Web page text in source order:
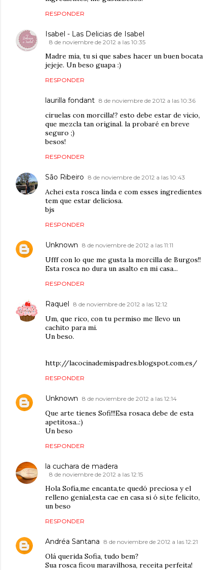
RESPONDER
Isabel - Las Delicias de Isabel
8 de noviembre de 2012 a las 10:35
Madre mia, tu si que sabes hacer un buen bocata
jejeje. Un beso guapa :)
RESPONDER
laurilla fondant 8 de noviembre de 2012 a las 10:36
ciruelas con morcilla!? esto debe estar de vicio,
que mezcla tan original. la probaré en breve
seguro ;)
besos!
RESPONDER
São Ribeiro 8 de noviembre de 2012 a las 10:43
Achei esta rosca linda e com esses ingredientes
tem que estar deliciosa.
bjs
RESPONDER
Unknown 8 de noviembre de 2012 a las 11:11
Ufff con lo que me gusta la morcilla de Burgos!!
Esta rosca no dura un asalto en mi casa...
RESPONDER
Raquel 8 de noviembre de 2012 a las 12:12
Um, que rico, con tu permiso me llevo un
cachito para mi.
Un beso.
http://lacocinademispadres.blogspot.com.es/
RESPONDER
Unknown 8 de noviembre de 2012 a las 12:14
Que arte tienes Sofi!!!Esa rosaca debe de esta
apetitosa..:)
Un beso
RESPONDER
la cuchara de madera
8 de noviembre de 2012 a las 12:15
Hola Sofía,me encanta,te quedó preciosa y el
relleno genial,esta cae en casa si ó si,te felicito,
un beso
RESPONDER
Andréa Santana 8 de noviembre de 2012 a las 12:21
Olá querida Sofia, tudo bem?
Sua rosca ficou maravilhosa, receita perfeita!